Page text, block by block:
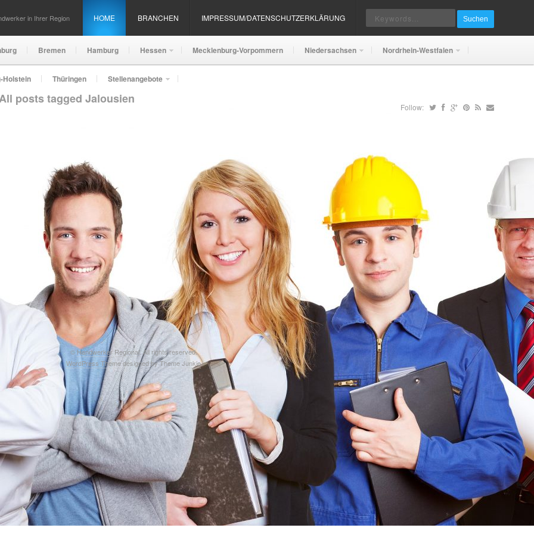
in Ihrer Region HOME BRANCHEN IMPRESSUM/DATENSCHUTZERKLÄRUNG Suchen
Bremen Hamburg Hessen Mecklenburg-Vorpommern Niedersachsen Nordrhein-Westfalen
Holstein Thüringen Stellenangebote
Follow:
posts tagged Jalousien
©Handwerker Regional. All rights reserved.
WordPress Themedesigned byTheme Junkie